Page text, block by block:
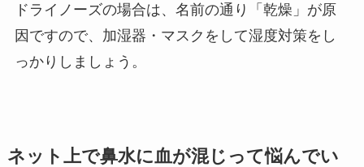
ドライノーズの場合は、名前の通り「乾燥」が原
因ですので、加湿器・マスクをして湿度対策をし
っかりしましょう。
ネット上で鼻水に血が混じって悩んでい